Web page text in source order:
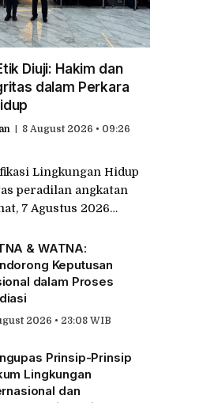
Diuji: Hakim dan
dalam Perkara
8 August 2026 • 09:26
Lingkungan Hidup
peradilan angkatan
7 Agustus 2026…
& WATNA:
Keputusan
dalam Proses
2026 • 23:08 WIB
Prinsip-Prinsip
Lingkungan
dan